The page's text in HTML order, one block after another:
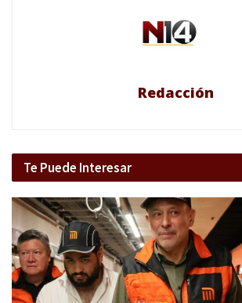
Redacción
Te Puede Interesar